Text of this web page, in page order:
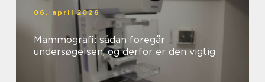
06. april 2026
Mammografi: sådan foregår
undersøgelsen, og derfor er den vigtig